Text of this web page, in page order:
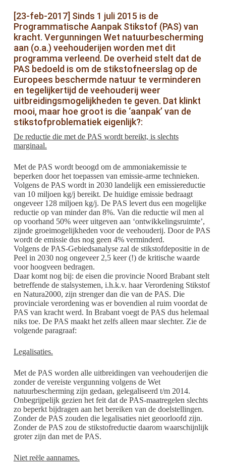
[23-feb-2017] Sinds 1 juli 2015 is de
Programmatische Aanpak Stikstof (PAS) van
kracht. Vergunningen Wet natuurbescherming
aan (o.a.) veehouderijen worden met dit
programma verleend. De overheid stelt dat de
PAS bedoeld is om de stikstofneerslag op de
Europees beschermde natuur te verminderen
en tegelijkertijd de veehouderij weer
uitbreidingsmogelijkheden te geven. Dat klinkt
mooi, maar hoe groot is die ‘aanpak’ van de
stikstofproblematiek eigenlijk?:
De reductie die met de PAS wordt bereikt, is slechts
marginaal.
Met de PAS wordt beoogd om de ammoniakemissie te
beperken door het toepassen van emissie-arme technieken.
Volgens de PAS wordt in 2030 landelijk een emissiereductie
van 10 miljoen kg/j bereikt. De huidige emissie bedraagt
ongeveer 128 miljoen kg/j. De PAS levert dus een mogelijke
reductie op van minder dan 8%. Van die reductie wil men al
op voorhand 50% weer uitgeven aan ‘ontwikkelingsruimte’,
zijnde groeimogelijkheden voor de veehouderij. Door de PAS
wordt de emissie dus nog geen 4% verminderd.
Volgens de PAS-Gebiedsanalyse zal de stikstofdepositie in de
Peel in 2030 nog ongeveer 2,5 keer (!) de kritische waarde
voor hoogveen bedragen.
Daar komt nog bij: de eisen die provincie Noord Brabant stelt
betreffende de stalsystemen, i.h.k.v. haar Verordening Stikstof
en Natura2000, zijn strenger dan die van de PAS. Die
provinciale verordening was er bovendien al ruim voordat de
PAS van kracht werd. In Brabant voegt de PAS dus helemaal
niks toe. De PAS maakt het zelfs alleen maar slechter. Zie de
volgende paragraaf:
Legalisaties.
Met de PAS worden alle uitbreidingen van veehouderijen die
zonder de vereiste vergunning volgens de Wet
natuurbescherming zijn gedaan, gelegaliseerd t/m 2014.
Onbegrijpelijk gezien het feit dat de PAS-maatregelen slechts
zo beperkt bijdragen aan het bereiken van de doelstellingen.
Zonder de PAS zouden die legalisaties niet geoorloofd zijn.
Zonder de PAS zou de stikstofreductie daarom waarschijnlijk
groter zijn dan met de PAS.
Niet reële aannames.